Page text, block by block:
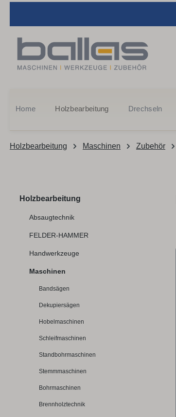
Home Holzbearbeitung Drechseln
Holzbearbeitung Maschinen Zubehör
Holzbearbeitung
Absaugtechnik
FELDER-HAMMER
Handwerkzeuge
Maschinen
Bandsägen
Dekupiersägen
Hobelmaschinen
Schleifmaschinen
Standbohrmaschinen
Stemmmaschinen
Bohrmaschinen
Brennholztechnik